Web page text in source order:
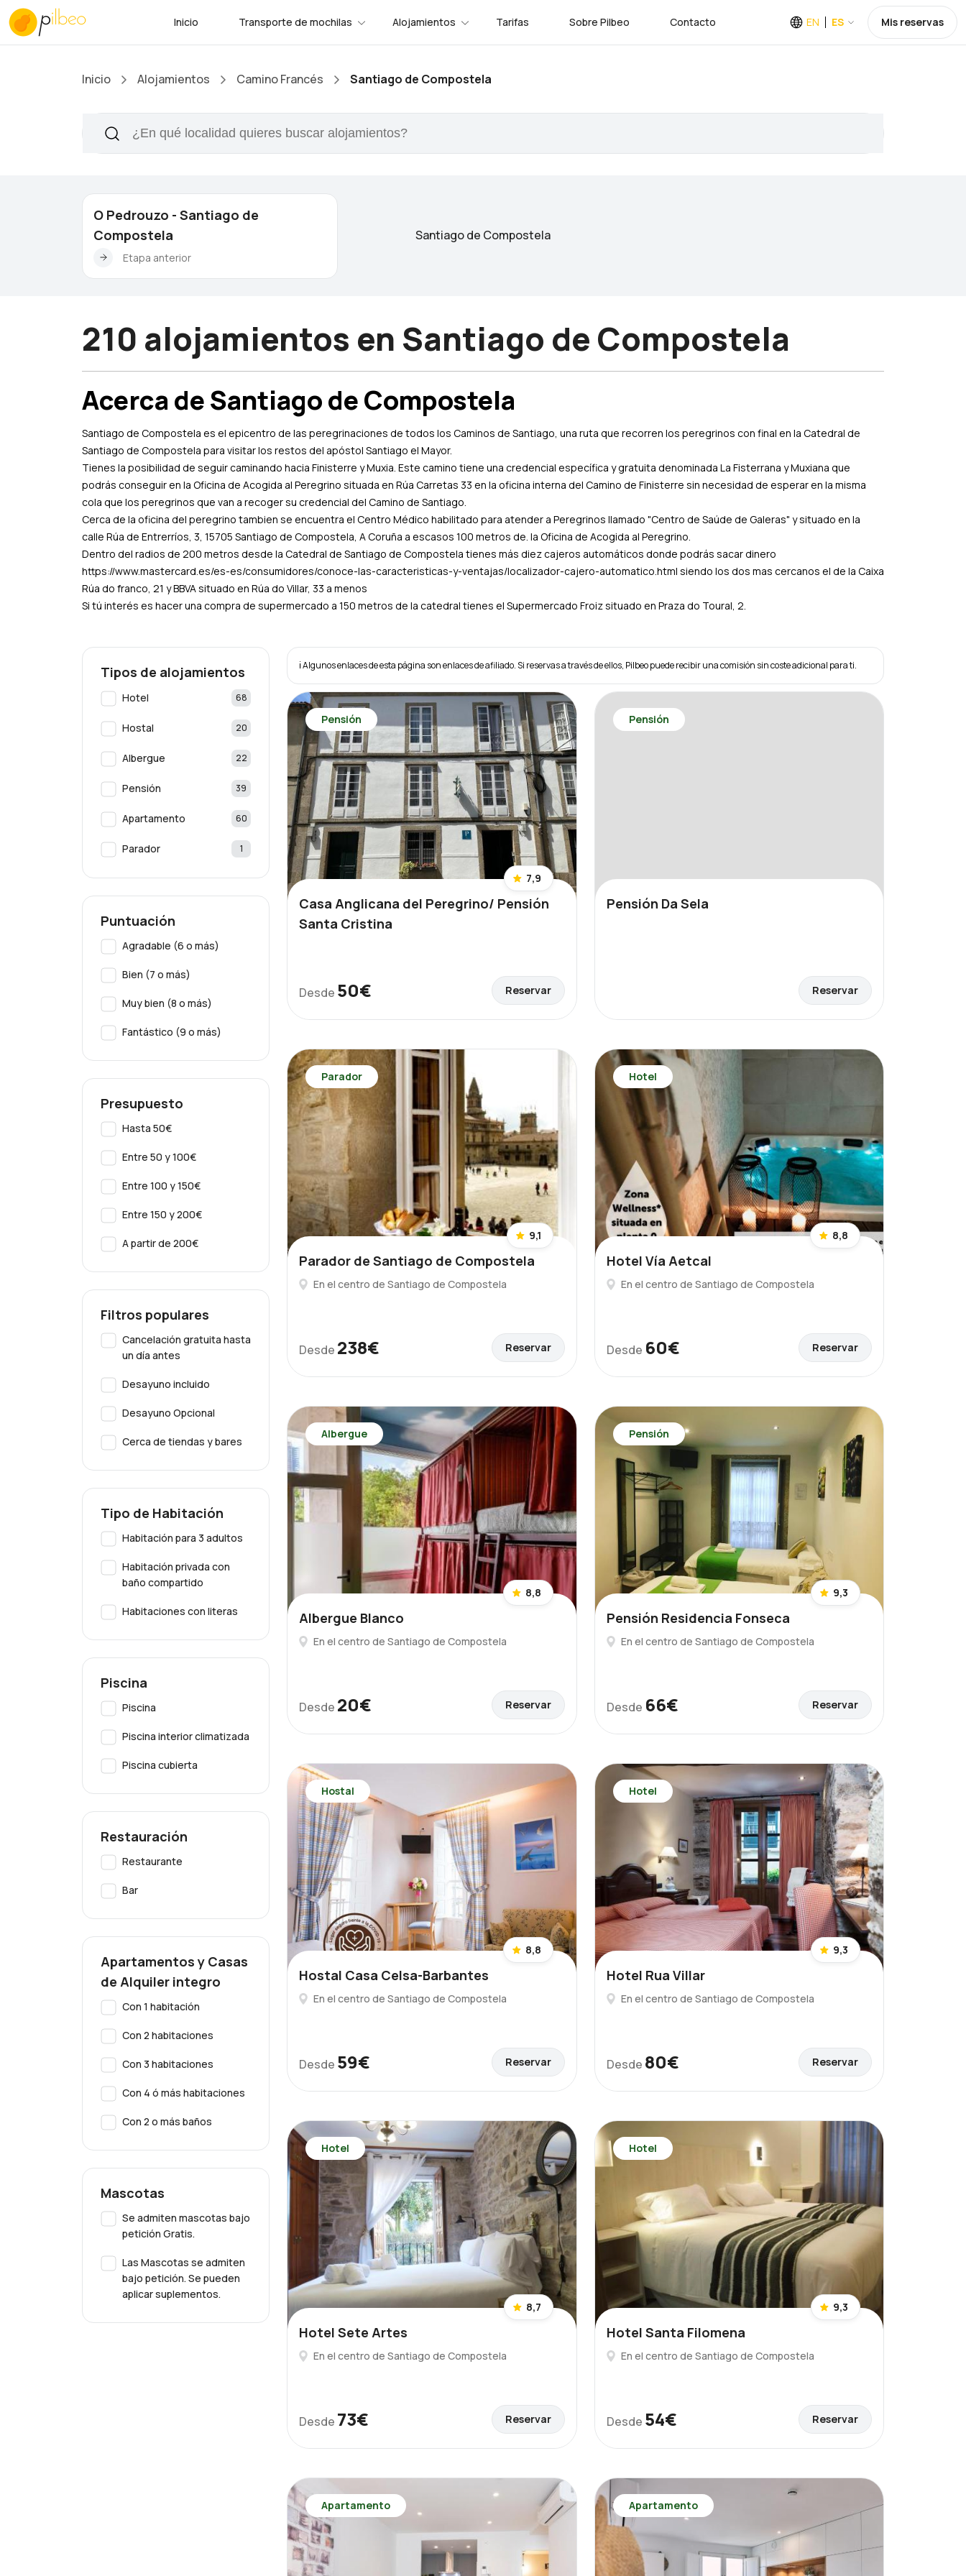
Inicio Transporte de mochilas Alojamientos Tarifas Sobre Pilbeo Contacto EN ES Mis reservas
Inicio Alojamientos Camino Francés Santiago de Compostela
O Pedrouzo - Santiago de
Compostela
Etapa anterior
Santiago de Compostela
210 alojamientos en Santiago de Compostela
Acerca de Santiago de Compostela
Santiago de Compostela es el epicentro de las peregrinaciones de todos los Caminos de Santiago, una ruta que recorren los peregrinos con final en la Catedral de
Santiago de Compostela para visitar los restos del apóstol Santiago el Mayor.
Tienes la posibilidad de seguir caminando hacia Finisterre y Muxia. Este camino tiene una credencial específica y gratuita denominada La Fisterrana y Muxiana que
podrás conseguir en la Oficina de Acogida al Peregrino situada en Rúa Carretas 33 en la oficina interna del Camino de Finisterre sin necesidad de esperar en la misma
cola que los peregrinos que van a recoger su credencial del Camino de Santiago.
Cerca de la oficina del peregrino tambien se encuentra el Centro Médico habilitado para atender a Peregrinos llamado "Centro de Saúde de Galeras" y situado en la
calle Rúa de Entrerríos, 3, 15705 Santiago de Compostela, A Coruña a escasos 100 metros de. la Oficina de Acogida al Peregrino.
Dentro del radios de 200 metros desde la Catedral de Santiago de Compostela tienes más diez cajeros automáticos donde podrás sacar dinero
https://www.mastercard.es/es-es/consumidores/conoce-las-caracteristicas-y-ventajas/localizador-cajero-automatico.html siendo los dos mas cercanos el de la Caixa
Rúa do franco, 21 y BBVA situado en Rúa do Villar, 33 a menos
Si tú interés es hacer una compra de supermercado a 150 metros de la catedral tienes el Supermercado Froiz situado en Praza do Toural, 2.
Tipos de alojamientos
Hotel 68
Hostal 20
Albergue 22
Pensión 39
Apartamento 60
Parador 1
Puntuación
Agradable (6 o más)
Bien (7 o más)
Muy bien (8 o más)
Fantástico (9 o más)
Presupuesto
Hasta 50€
Entre 50 y 100€
Entre 100 y 150€
Entre 150 y 200€
A partir de 200€
Filtros populares
Cancelación gratuita hasta
un día antes
Desayuno incluido
Desayuno Opcional
Cerca de tiendas y bares
Tipo de Habitación
Habitación para 3 adultos
Habitación privada con
baño compartido
Habitaciones con literas
Piscina
Piscina
Piscina interior climatizada
Piscina cubierta
Restauración
Restaurante
Bar
Apartamentos y Casas
de Alquiler integro
Con 1 habitación
Con 2 habitaciones
Con 3 habitaciones
Con 4 ó más habitaciones
Con 2 o más baños
Mascotas
Se admiten mascotas bajo
petición Gratis.
Las Mascotas se admiten
bajo petición. Se pueden
aplicar suplementos.
ℹ️ Algunos enlaces de esta página son enlaces de afiliado. Si reservas a través de ellos, Pilbeo puede recibir una comisión sin coste adicional para ti.
Pensión
7,9
Casa Anglicana del Peregrino/ Pensión
Santa Cristina
Desde 50€ Reservar
Pensión
Pensión Da Sela
Reservar
Parador
9,1
Parador de Santiago de Compostela
En el centro de Santiago de Compostela
Desde 238€ Reservar
Hotel
8,8
Hotel Vía Aetcal
En el centro de Santiago de Compostela
Desde 60€ Reservar
Albergue
8,8
Albergue Blanco
En el centro de Santiago de Compostela
Desde 20€ Reservar
Pensión
9,3
Pensión Residencia Fonseca
En el centro de Santiago de Compostela
Desde 66€ Reservar
Hostal
8,8
Hostal Casa Celsa-Barbantes
En el centro de Santiago de Compostela
Desde 59€ Reservar
Hotel
9,3
Hotel Rua Villar
En el centro de Santiago de Compostela
Desde 80€ Reservar
Hotel
8,7
Hotel Sete Artes
En el centro de Santiago de Compostela
Desde 73€ Reservar
Hotel
9,3
Hotel Santa Filomena
En el centro de Santiago de Compostela
Desde 54€ Reservar
Apartamento Apartamento